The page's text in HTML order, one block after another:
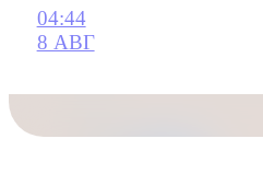
04:44
8 АВГ